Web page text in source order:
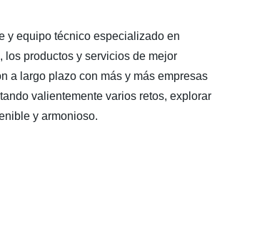
y equipo técnico especializado en
los productos y servicios de mejor
a largo plazo con más y más empresas
valientemente varios retos, explorar
y armonioso.